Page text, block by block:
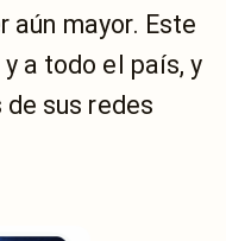
aún mayor. Este
a todo el país, y
sus redes